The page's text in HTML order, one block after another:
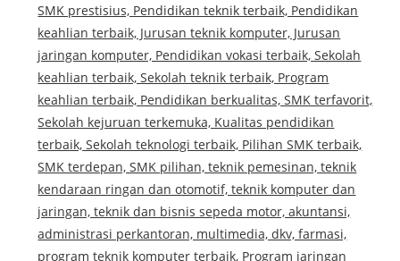
SMK prestisius, Pendidikan teknik terbaik, Pendidikan
keahlian terbaik, Jurusan teknik komputer, Jurusan
jaringan komputer, Pendidikan vokasi terbaik, Sekolah
keahlian terbaik, Sekolah teknik terbaik, Program
keahlian terbaik, Pendidikan berkualitas, SMK terfavorit,
Sekolah kejuruan terkemuka, Kualitas pendidikan
terbaik, Sekolah teknologi terbaik, Pilihan SMK terbaik,
SMK terdepan, SMK pilihan, teknik pemesinan, teknik
kendaraan ringan dan otomotif, teknik komputer dan
jaringan, teknik dan bisnis sepeda motor, akuntansi,
administrasi perkantoran, multimedia, dkv, farmasi,
program teknik komputer terbaik, Program jaringan